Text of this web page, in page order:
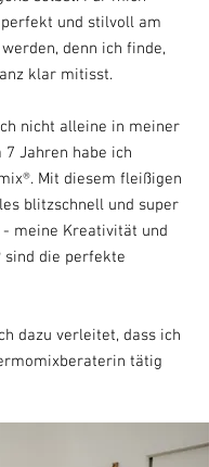
perfekt und stilvoll am
denn ich finde,
klar mitisst.
nicht alleine in meiner
7 Jahren habe ich
®. Mit diesem fleißigen
blitzschnell und super
- meine Kreativität und
sind die perfekte
dazu verleitet, dass ich
tätig